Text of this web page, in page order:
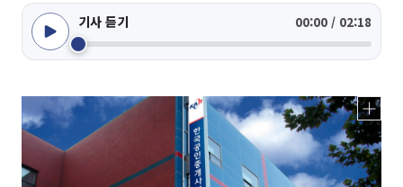
기사 듣기 00:00 / 02:18